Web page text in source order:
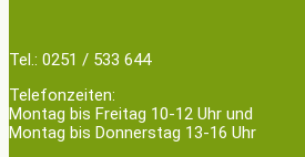
Tel.: 0251 / 533 644
Telefonzeiten:
Montag bis Freitag 10-12 Uhr und
Montag bis Donnerstag 13-16 Uhr